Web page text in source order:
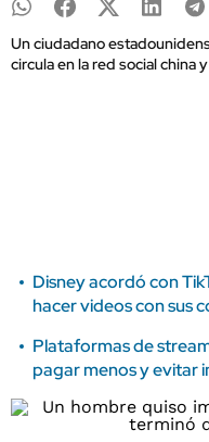
Un ciudadano
circula en la red social china
Disney acordó con
hacer videos con sus
Plataformas de
pagar menos y evitar